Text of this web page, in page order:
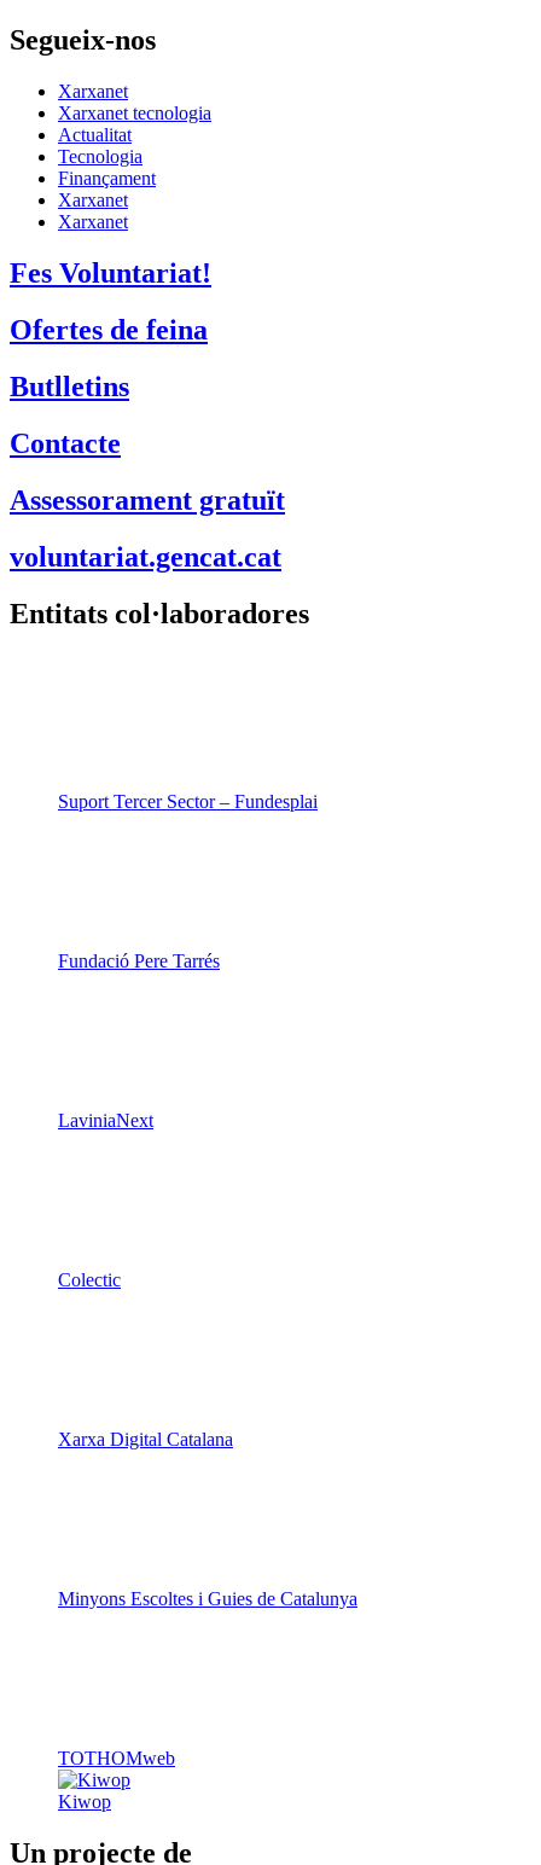
Segueix-nos
Xarxanet
Xarxanet tecnologia
Actualitat
Tecnologia
Finançament
Xarxanet
Xarxanet
Fes Voluntariat!
Ofertes de feina
Butlletins
Contacte
Assessorament gratuït
voluntariat.gencat.cat
Entitats col·laboradores
Suport Tercer Sector – Fundesplai
Fundació Pere Tarrés
LaviniaNext
Colectic
Xarxa Digital Catalana
Minyons Escoltes i Guies de Catalunya
TOTHOMweb
Kiwop
Un projecte de